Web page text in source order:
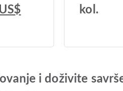
kol.
i doživite